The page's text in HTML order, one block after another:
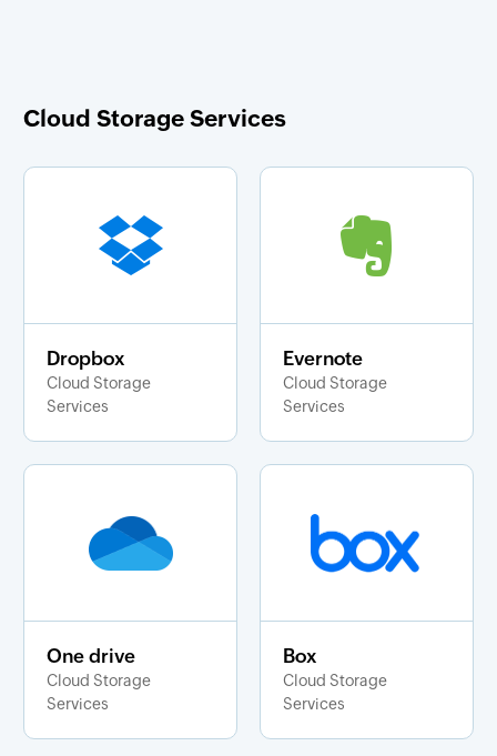
Cloud Storage Services
Dropbox
Cloud Storage
Services
Evernote
Cloud Storage
Services
One drive
Cloud Storage
Services
Box
Cloud Storage
Services